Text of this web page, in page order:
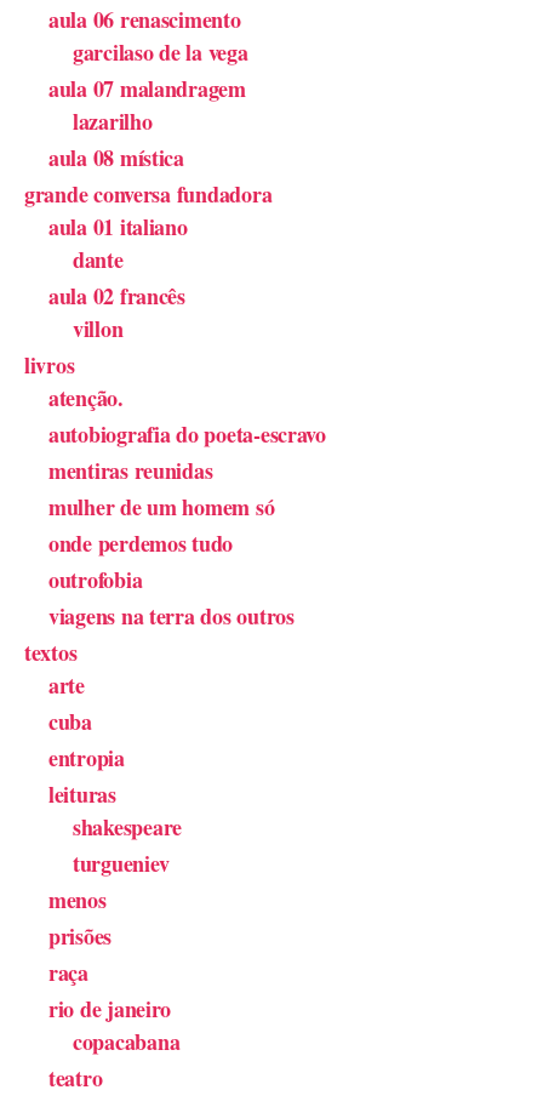
aula 06 renascimento
garcilaso de la vega
aula 07 malandragem
lazarilho
aula 08 mística
grande conversa fundadora
aula 01 italiano
dante
aula 02 francês
villon
livros
atenção.
autobiografia do poeta-escravo
mentiras reunidas
mulher de um homem só
onde perdemos tudo
outrofobia
viagens na terra dos outros
textos
arte
cuba
entropia
leituras
shakespeare
turgueniev
menos
prisões
raça
rio de janeiro
copacabana
teatro